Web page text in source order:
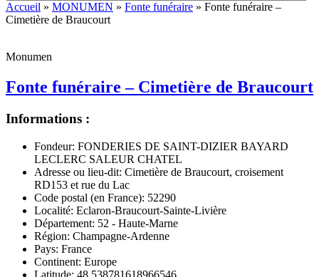
Accueil » MONUMEN » Fonte funéraire » Fonte funéraire –
Cimetière de Braucourt
Monumen
Fonte funéraire – Cimetière de Braucourt
Informations :
Fondeur: FONDERIES DE SAINT-DIZIER BAYARD
LECLERC SALEUR CHATEL
Adresse ou lieu-dit: Cimetière de Braucourt, croisement
RD153 et rue du Lac
Code postal (en France): 52290
Localité: Eclaron-Braucourt-Sainte-Livière
Département: 52 - Haute-Marne
Région: Champagne-Ardenne
Pays: France
Continent: Europe
Latitude: 48.538781618966546